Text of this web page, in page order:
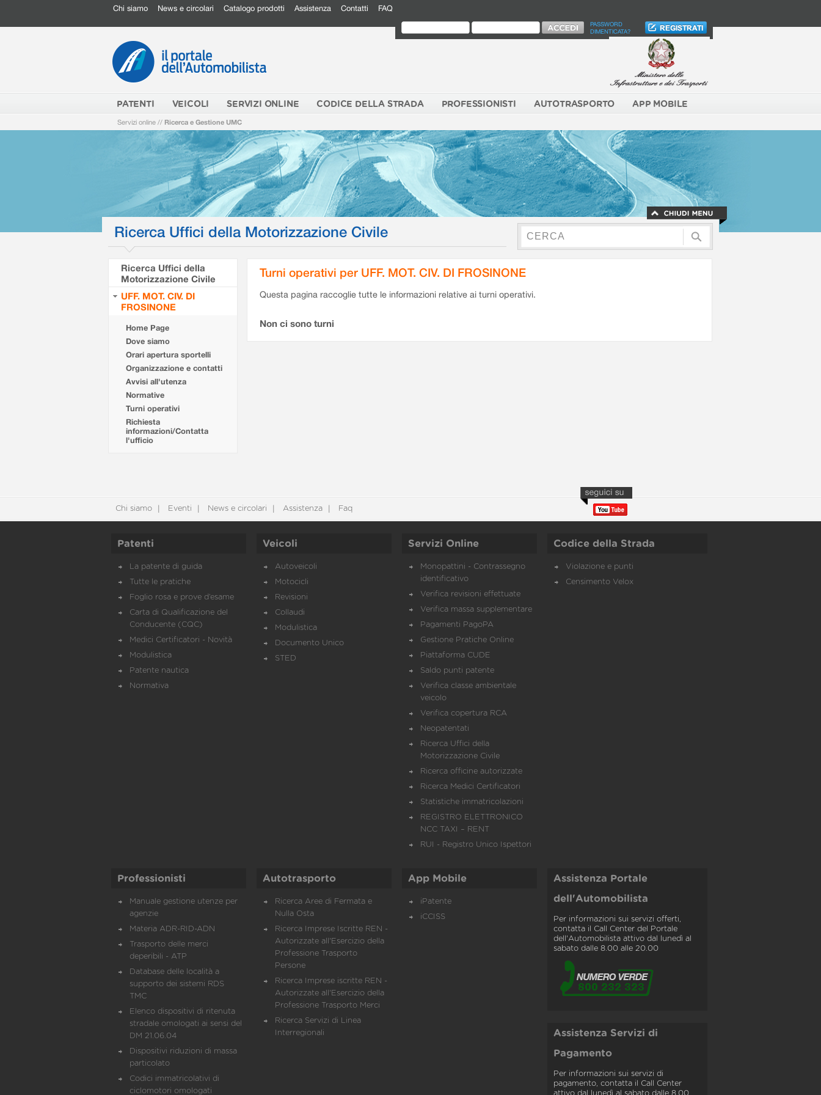
Chi siamo News e circolari Catalogo prodotti Assistenza Contatti FAQ
PASSWORD
DIMENTICATA?
PATENTI VEICOLI SERVIZI ONLINE CODICE DELLA STRADA PROFESSIONISTI AUTOTRASPORTO APP MOBILE
Servizi online // Ricerca e Gestione UMC
Ricerca Uffici della Motorizzazione Civile
Ricerca Uffici della
Motorizzazione Civile
UFF. MOT. CIV. DI
FROSINONE
Home Page
Dove siamo
Orari apertura sportelli
Organizzazione e contatti
Avvisi all'utenza
Normative
Turni operativi
Richiesta
informazioni/Contatta
l'ufficio
Turni operativi per UFF. MOT. CIV. DI FROSINONE
Questa pagina raccoglie tutte le informazioni relative ai turni operativi.
Non ci sono turni
Chi siamo Eventi News e circolari Assistenza Faq
Patenti
La patente di guida
Tutte le pratiche
Foglio rosa e prove d’esame
Carta di Qualificazione del
Conducente (CQC)
Medici Certificatori - Novità
Modulistica
Patente nautica
Normativa
Veicoli
Autoveicoli
Motocicli
Revisioni
Collaudi
Modulistica
Documento Unico
STED
Servizi Online
Monopattini - Contrassegno
identificativo
Verifica revisioni effettuate
Verifica massa supplementare
Pagamenti PagoPA
Gestione Pratiche Online
Piattaforma CUDE
Saldo punti patente
Verifica classe ambientale
veicolo
Verifica copertura RCA
Neopatentati
Ricerca Uffici della
Motorizzazione Civile
Ricerca officine autorizzate
Ricerca Medici Certificatori
Statistiche immatricolazioni
REGISTRO ELETTRONICO
NCC TAXI – RENT
RUI - Registro Unico Ispettori
Codice della Strada
Violazione e punti
Censimento Velox
Professionisti
Manuale gestione utenze per
agenzie
Materia ADR-RID-ADN
Trasporto delle merci
deperibili - ATP
Database delle località a
supporto dei sistemi RDS
TMC
Elenco dispositivi di ritenuta
stradale omologati ai sensi del
DM 21.06.04
Dispositivi riduzioni di massa
particolato
Codici immatricolativi di
ciclomotori omologati
Autotrasporto
Ricerca Aree di Fermata e
Nulla Osta
Ricerca Imprese Iscritte REN -
Autorizzate all'Esercizio della
Professione Trasporto
Persone
Ricerca Imprese iscritte REN -
Autorizzate all'Esercizio della
Professione Trasporto Merci
Ricerca Servizi di Linea
Interregionali
App Mobile
iPatente
iCCISS
Assistenza Portale
dell'Automobilista
Per informazioni sui servizi offerti,
contatta il Call Center del Portale
dell'Automobilista attivo dal lunedì al
sabato dalle 8.00 alle 20.00
Assistenza Servizi di
Pagamento
Per informazioni sui servizi di
pagamento, contatta il Call Center